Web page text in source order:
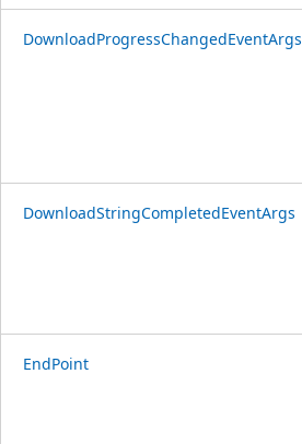
DownloadProgressChangedEventArgs
DownloadStringCompletedEventArgs
EndPoint